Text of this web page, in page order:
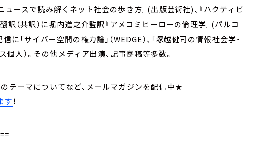
ュースで読み解くネット社会の歩き方』(出版芸術社)、『ハクティビ
訳（共訳）に堀内進之介監訳『アメコミヒーローの倫理学』(パルコ
「サイバー空間の権力論」（WEDGE）、「塚越健司の情報社会学・
人）。その他メディア出演、記事寄稿等多数。
テーマについてなど、メールマガジンを配信中★
す！